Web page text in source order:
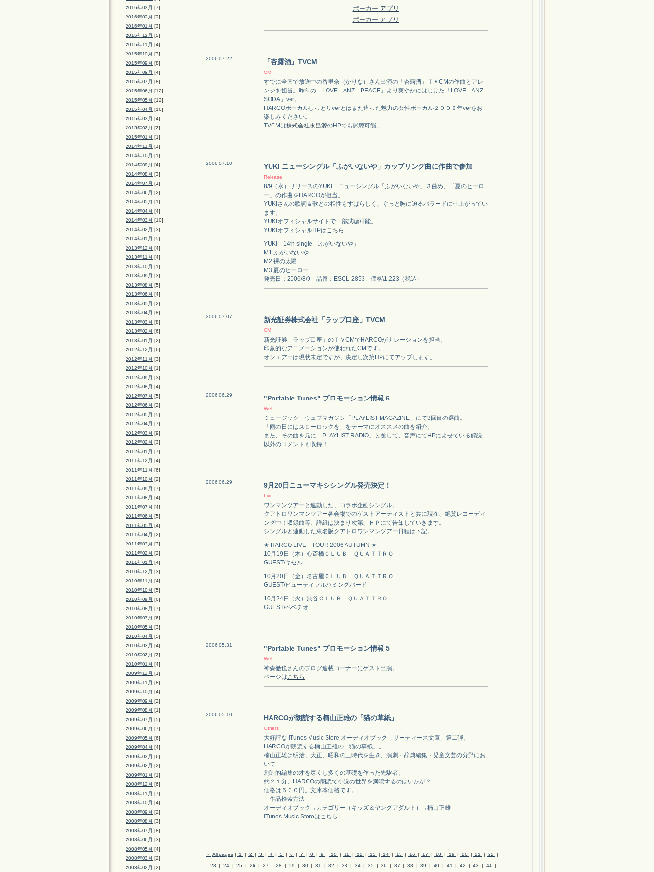
2016年03月 [7]
2016年02月 [2]
2016年01月 [3]
2015年12月 [5]
2015年11月 [4]
2015年10月 [3]
2015年09月 [8]
2015年08月 [4]
2015年07月 [8]
2015年06月 [12]
2015年05月 [12]
2015年04月 [16]
2015年03月 [4]
2015年02月 [2]
2015年01月 [1]
2014年11月 [1]
2014年10月 [1]
2014年09月 [4]
2014年08月 [3]
2014年07月 [1]
2014年06月 [2]
2014年05月 [1]
2014年04月 [4]
2014年03月 [10]
2014年02月 [3]
2014年01月 [5]
2013年12月 [4]
2013年11月 [4]
2013年10月 [1]
2013年09月 [3]
2013年08月 [5]
2013年06月 [4]
2013年05月 [2]
2013年04月 [8]
2013年03月 [8]
2013年02月 [6]
2013年01月 [2]
2012年12月 [6]
2012年11月 [3]
2012年10月 [1]
2012年09月 [3]
2012年08月 [4]
2012年07月 [5]
2012年06月 [2]
2012年05月 [5]
2012年04月 [7]
2012年03月 [9]
2012年02月 [3]
2012年01月 [7]
2011年12月 [4]
2011年11月 [6]
2011年10月 [2]
2011年09月 [7]
2011年08月 [4]
2011年07月 [4]
2011年06月 [5]
2011年05月 [4]
2011年04月 [2]
2011年03月 [3]
2011年02月 [2]
2011年01月 [4]
2010年12月 [3]
2010年11月 [4]
2010年10月 [5]
2010年09月 [6]
2010年08月 [7]
2010年07月 [6]
2010年05月 [3]
2010年04月 [5]
2010年03月 [4]
2010年02月 [2]
2010年01月 [4]
2009年12月 [1]
2009年11月 [8]
2009年10月 [4]
2009年09月 [2]
2009年08月 [1]
2009年07月 [5]
2009年06月 [7]
2009年05月 [6]
2009年04月 [4]
2009年03月 [6]
2009年02月 [2]
2009年01月 [1]
2008年12月 [6]
2008年11月 [7]
2008年10月 [4]
2008年09月 [2]
2008年08月 [3]
2008年07月 [8]
2008年06月 [3]
2008年05月 [4]
2008年03月 [2]
2008年02月 [2]
ポーカー アプリ
ポーカー アプリ
2006.07.22 「杏露酒」TVCM
CM
すでに全国で放送中の香里奈（かりな）さん出演の「杏露酒」ＴＶCMの作曲とアレ
ンジを担当。昨年の「LOVE ANZ PEACE」より爽やかにはじけた「LOVE ANZ
SODA」ver。
HARCOボーカルしっとりverとはまた違った魅力の女性ボーカル２００６年verをお
楽しみください。
TVCMは株式会社永昌源のHPでも試聴可能。
2006.07.10 YUKI ニューシングル「ふがいないや」カップリング曲に作曲で参加
Release
8/9（水）リリースのYUKI ニューシングル「ふがいないや」３曲め、「夏のヒーロ
ー」の作曲をHARCOが担当。
YUKIさんの歌詞＆歌との相性もすばらしく、ぐっと胸に迫るバラードに仕上がってい
ます。
YUKIオフィシャルサイトで一部試聴可能。
YUKIオフィシャルHPはこちら
YUKI 14th single「ふがいないや」
M1 ふがいないや
M2 裸の太陽
M3 夏のヒーロー
発売日：2006/8/9 品番：ESCL-2853 価格\1,223（税込）
2006.07.07 新光証券株式会社「ラップ口座」TVCM
CM
新光証券「ラップ口座」のＴＶCMでHARCOがナレーションを担当。
印象的なアニメーションが使われたCMです。
オンエアーは現状未定ですが、決定し次第HPにてアップします。
2006.06.29 "Portable Tunes" プロモーション情報 6
Web
ミュージック・ウェブマガジン「PLAYLIST MAGAZINE」にて3回目の選曲。
「雨の日にはスローロックを」をテーマにオススメの曲を紹介。
また、その曲を元に「PLAYLIST RADIO」と題して、音声にてHPによせている解説
以外のコメントも収録！
2006.06.29 9月20日ニューマキシシングル発売決定！
Live
ワンマンツアーと連動した、コラボ企画シングル。
クアトロワンマンツアー各会場でのゲストアーティストと共に現在、絶賛レコーディ
ング中！収録曲等、詳細は決まり次第、ＨＰにて告知していきます。
シングルと連動した東名阪クアトロワンマンツアー日程は下記。
★ HARCO LIVE TOUR 2006 AUTUMN ★
10月19日（木）心斎橋ＣＬＵＢ ＱＵＡＴＴＲＯ
GUEST/キセル
10月20日（金）名古屋ＣＬＵＢ ＱＵＡＴＴＲＯ
GUEST/ビューティフルハミングバード
10月24日（火）渋谷ＣＬＵＢ ＱＵＡＴＴＲＯ
GUEST/ベベチオ
2006.05.31 "Portable Tunes" プロモーション情報 5
Web
神森徹也さんのブログ連載コーナーにゲスト出演。
ページはこちら
2006.05.10 HARCOが朗読する楠山正雄の「猫の草紙」
Others
大好評な iTunes Music Store オーディオブック「サーティース文庫」第二弾。
HARCOが朗読する楠山正雄の「猫の草紙」。
楠山正雄は明治、大正、昭和の三時代を生き、演劇・辞典編集・児童文芸の分野にお
いて
創造的編集の才を尽くし多くの基礎を作った先駆者。
約２１分、HARCOの朗読で小説の世界を満喫するのはいかが？
価格は５００円。文庫本価格です。
・作品検索方法
オーディオブック→カテゴリー（キッズ＆ヤングアダルト）→楠山正雄
iTunes Music Storeはこちら
＜ All pages | 1 | 2 | 3 | 4 | 5 | 6 | 7 | 8 | 9 | 10 | 11 | 12 | 13 | 14 | 15 | 16 | 17 | 18 | 19 | 20 | 21 | 22 |
23 | 24 | 25 | 26 | 27 | 28 | 29 | 30 | 31 | 32 | 33 | 34 | 35 | 36 | 37 | 38 | 39 | 40 | 41 | 42 | 43 | 44 |